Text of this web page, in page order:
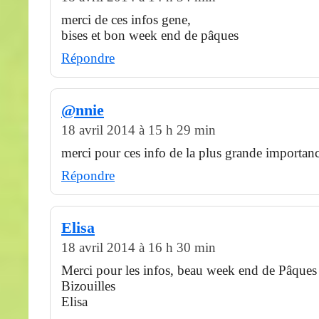
merci de ces infos gene,
bises et bon week end de pâques
Répondre
@nnie
18 avril 2014 à 15 h 29 min
merci pour ces info de la plus grande
Répondre
Elisa
18 avril 2014 à 16 h 30 min
Merci pour les infos, beau week end de
Bizouilles
Elisa